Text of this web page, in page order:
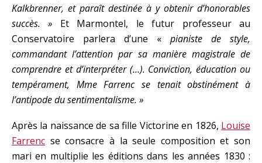
Kalkbrenner, et paraît destinée à y obtenir d’honorables
succès. » Et Marmontel, le futur professeur au
Conservatoire parlera d’une « pianiste de style,
commandant l’attention par sa manière magistrale de
comprendre et d’interpréter (…). Conviction, éducation ou
tempérament, Mme Farrenc se tenait obstinément à
l’antipode du sentimentalisme. »
Après la naissance de sa fille Victorine en 1826, Louise
Farrenc se consacre à la seule composition et son
mari en multiplie les éditions dans les années 1830 :